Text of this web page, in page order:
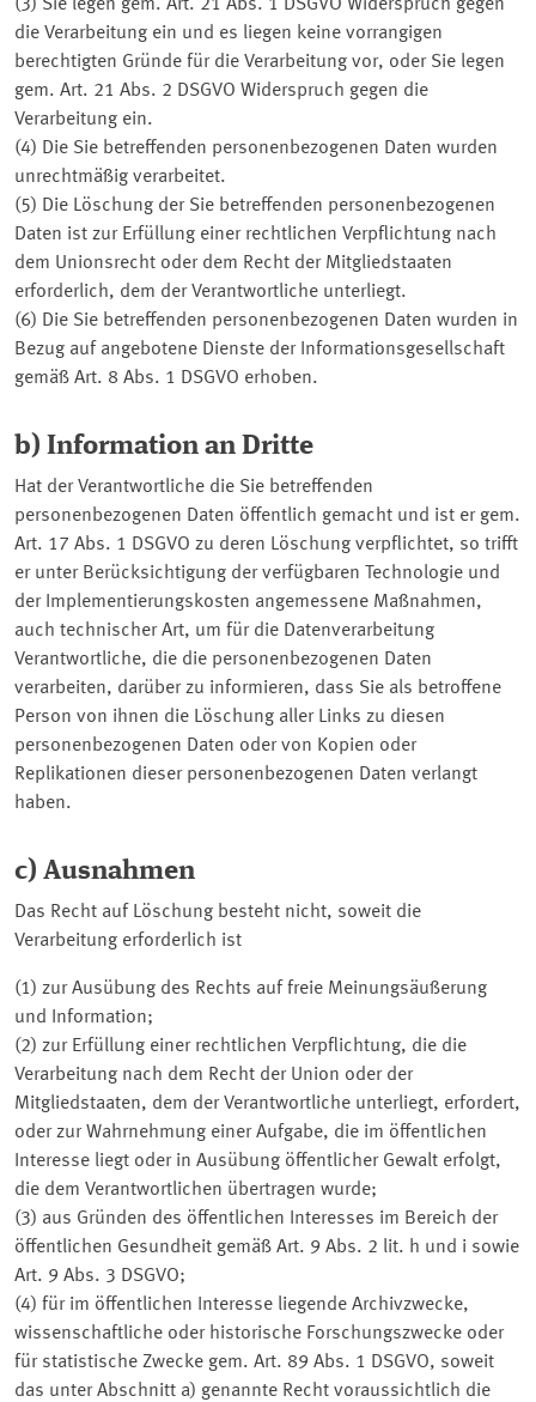
(3) Sie legen gem. Art. 21 Abs. 1 DSGVO Widerspruch gegen
die Verarbeitung ein und es liegen keine vorrangigen
berechtigten Gründe für die Verarbeitung vor, oder Sie legen
gem. Art. 21 Abs. 2 DSGVO Widerspruch gegen die
Verarbeitung ein.
(4) Die Sie betreffenden personenbezogenen Daten wurden
unrechtmäßig verarbeitet.
(5) Die Löschung der Sie betreffenden personenbezogenen
Daten ist zur Erfüllung einer rechtlichen Verpflichtung nach
dem Unionsrecht oder dem Recht der Mitgliedstaaten
erforderlich, dem der Verantwortliche unterliegt.
(6) Die Sie betreffenden personenbezogenen Daten wurden in
Bezug auf angebotene Dienste der Informationsgesellschaft
gemäß Art. 8 Abs. 1 DSGVO erhoben.
b) Information an Dritte
Hat der Verantwortliche die Sie betreffenden
personenbezogenen Daten öffentlich gemacht und ist er gem.
Art. 17 Abs. 1 DSGVO zu deren Löschung verpflichtet, so trifft
er unter Berücksichtigung der verfügbaren Technologie und
der Implementierungskosten angemessene Maßnahmen,
auch technischer Art, um für die Datenverarbeitung
Verantwortliche, die die personenbezogenen Daten
verarbeiten, darüber zu informieren, dass Sie als betroffene
Person von ihnen die Löschung aller Links zu diesen
personenbezogenen Daten oder von Kopien oder
Replikationen dieser personenbezogenen Daten verlangt
haben.
c) Ausnahmen
Das Recht auf Löschung besteht nicht, soweit die
Verarbeitung erforderlich ist
(1) zur Ausübung des Rechts auf freie Meinungsäußerung
und Information;
(2) zur Erfüllung einer rechtlichen Verpflichtung, die die
Verarbeitung nach dem Recht der Union oder der
Mitgliedstaaten, dem der Verantwortliche unterliegt, erfordert,
oder zur Wahrnehmung einer Aufgabe, die im öffentlichen
Interesse liegt oder in Ausübung öffentlicher Gewalt erfolgt,
die dem Verantwortlichen übertragen wurde;
(3) aus Gründen des öffentlichen Interesses im Bereich der
öffentlichen Gesundheit gemäß Art. 9 Abs. 2 lit. h und i sowie
Art. 9 Abs. 3 DSGVO;
(4) für im öffentlichen Interesse liegende Archivzwecke,
wissenschaftliche oder historische Forschungszwecke oder
für statistische Zwecke gem. Art. 89 Abs. 1 DSGVO, soweit
das unter Abschnitt a) genannte Recht voraussichtlich die